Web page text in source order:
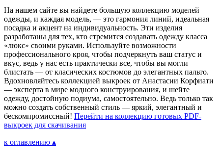
На нашем сайте вы найдете большую коллекцию моделей
одежды, и каждая модель, — это гармония линий, идеальная
посадка и акцент на индивидуальность. Эти изделия
разработаны для тех, кто стремится создавать одежду класса
«люкс» своими руками. Используйте возможности
профессионального кроя, чтобы подчеркнуть ваш статус и
вкус, ведь у нас есть практически все, чтобы вы могли
блистать — от класических костюмов до элегантных пальто.
Вдохновляйтесь коллекцией выкроек от Анастасии Корфиати
— эксперта в мире модного конструирования, и шейте
одежду, достойную подиума, самостоятельно. Ведь только так
можно создать собственный стиль — яркий, элегантный и
бескомпромиссный! Перейти на коллекцию готовых PDF-
выкроек для скачивания
к оглавлению ▴